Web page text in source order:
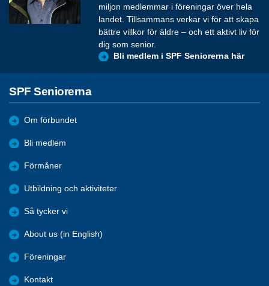
miljon medlemmar i föreningar över hela
landet. Tillsammans verkar vi för att skapa
bättre villkor för äldre – och ett aktivt liv för
dig som senior.
Bli medlem i SPF Seniorerna här
SPF Seniorerna
Om förbundet
Bli medlem
Förmåner
Utbildning och aktiviteter
Så tycker vi
About us (in English)
Föreningar
Kontakt